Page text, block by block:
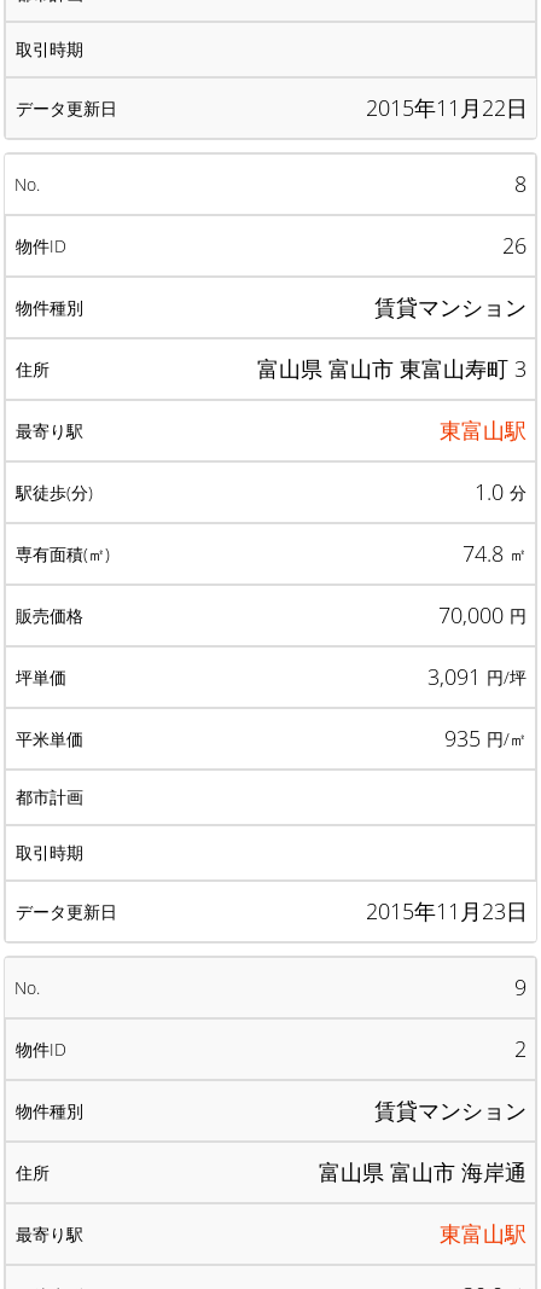
2015年11月22日
8
26
賃貸マンション
富山県 富山市 東富山寿町 3
東富山駅
1.0 分
74.8 ㎡
70,000 円
3,091 円/坪
935 円/㎡
2015年11月23日
9
2
賃貸マンション
富山県 富山市 海岸通
東富山駅